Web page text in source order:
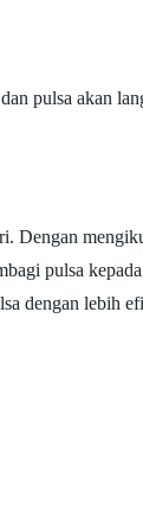
pulsa akan
pulsa
dengan lebih